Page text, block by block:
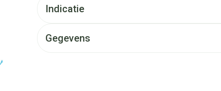
Indicatie
Gegevens